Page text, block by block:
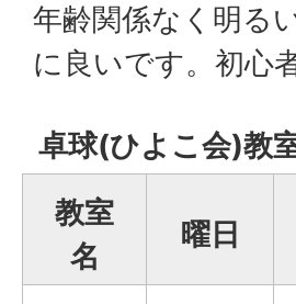
年齢関係なく明る
に良いです。初心
卓球(ひよこ会)教
教室
名
曜日